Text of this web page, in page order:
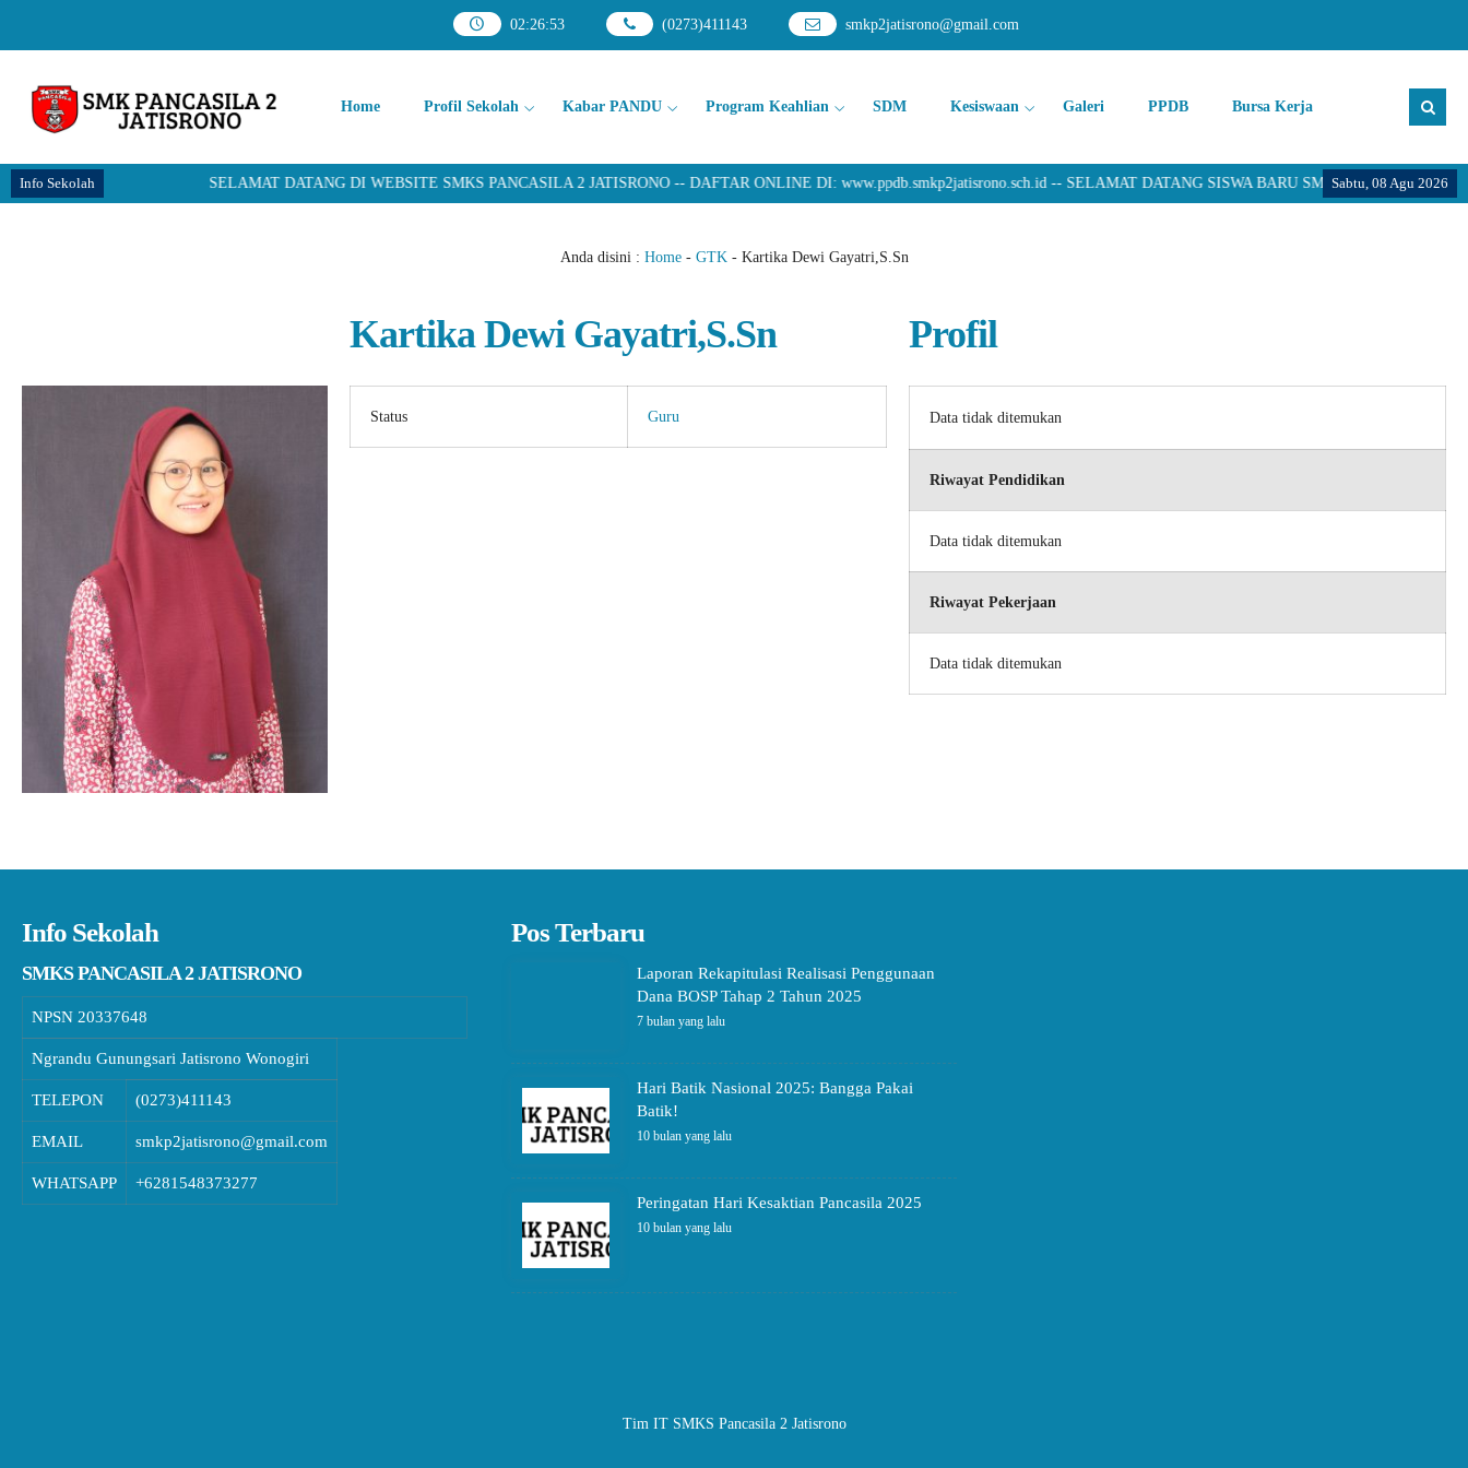
02:26:53 (0273)411143 smkp2jatisrono@gmail.com
Home Profil Sekolah Kabar PANDU Program Keahlian SDM Kesiswaan Galeri PPDB Bursa Kerja
Info Sekolah Sabtu, 08 Agu 2026
SELAMAT DATANG DI WEBSITE SMKS PANCASILA 2 JATISRONO -- DAFTAR ONLINE DI: www.ppdb.smkp2jatisrono.sch.id -- SELAMAT DATANG SISWA BARU SMK PANCASILA 2
Anda disini : Home- GTK- Kartika Dewi Gayatri,S.Sn
Kartika Dewi Gayatri,S.Sn
Status Guru
Profil
Data tidak ditemukan
Riwayat Pendidikan
Data tidak ditemukan
Riwayat Pekerjaan
Data tidak ditemukan
Info Sekolah
SMKS PANCASILA 2 JATISRONO
NPSN 20337648
Ngrandu Gunungsari Jatisrono Wonogiri
TELEPON (0273)411143
EMAIL smkp2jatisrono@gmail.com
WHATSAPP +6281548373277
Pos Terbaru
Laporan Rekapitulasi Realisasi Penggunaan
Dana BOSP Tahap 2 Tahun 2025
7 bulan yang lalu
Hari Batik Nasional 2025: Bangga Pakai
Batik!
10 bulan yang lalu
Peringatan Hari Kesaktian Pancasila 2025
10 bulan yang lalu
Tim IT SMKS Pancasila 2 Jatisrono